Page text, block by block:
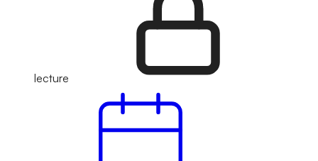
lecture